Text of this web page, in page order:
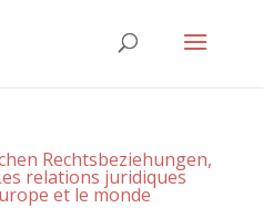
Rechtsbeziehungen,
relations juridiques
et le monde